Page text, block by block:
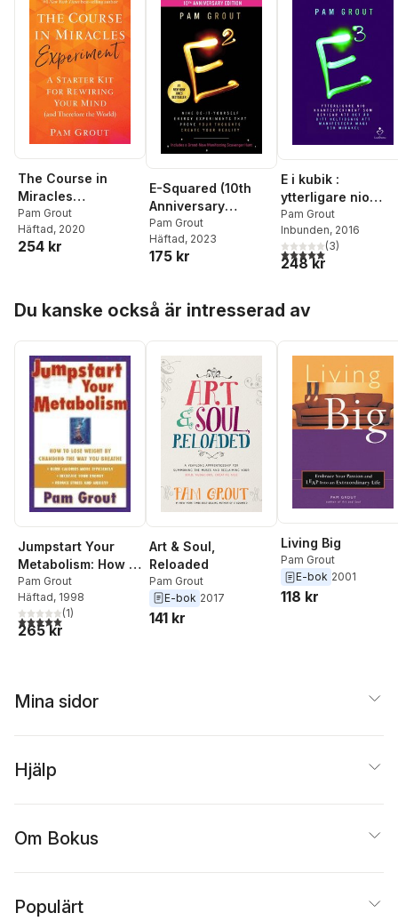
The Course in
Miracles
Experiment: A
Starter Kit for
Rewiring Your Mind
Pam Grout
Häftad, 2020
254 kr
E-Squared (10th
Anniversary
Edition)
Pam Grout
Häftad, 2023
175 kr
E i kubik :
ytterligare nio
kvantexperiment
som bevisar att
är ditt heltidsgig
manifestera magi
Pam Grout
Inbunden, 2016
5,0utav 5 stjärnor.
(3)
248 kr
Du kanske också är intresserad av
Jumpstart Your
Metabolism: How to
Lose Weight by
Changing the Way
You Breathe
Pam Grout
Häftad, 1998
5,0utav 5 stjärnor. Totalt antal röster:
(1)
265 kr
Art & Soul,
Reloaded
Pam Grout
E-bok 2017
141 kr
Living Big
Pam Grout
E-bok 2001
118 kr
Mina sidor
Hjälp
Om Bokus
Populärt